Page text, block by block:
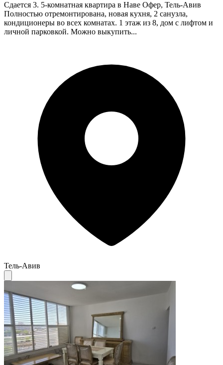
Сдается 3. 5-комнатная квартира в Наве Офер, Тель-Авив
Полностью отремонтирована, новая кухня, 2 санузла,
кондиционеры во всех комнатах. 1 этаж из 8, дом с лифтом и
личной парковкой. Можно выкупить...
Тель-Авив